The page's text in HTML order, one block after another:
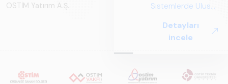
Sistemlerde Ulusal
Perspektif ARUS
tarafından
ve Küresel
Detayları
incele
OSTİM Yatırım A.Ş.